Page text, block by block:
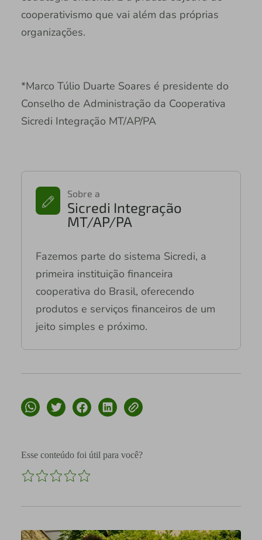
cooperativismo que vai além das próprias
organizações.
*Marco Túlio Duarte Soares é presidente do
Conselho de Administração da Cooperativa
Sicredi Integração MT/AP/PA
Sobre a
Sicredi Integração
MT/AP/PA
Fazemos parte do sistema Sicredi, a
primeira instituição financeira
cooperativa do Brasil, oferecendo
produtos e serviços financeiros de um
jeito simples e próximo.
Esse conteúdo foi útil para você?